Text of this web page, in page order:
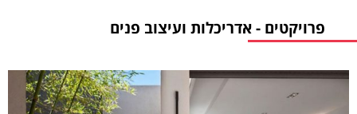
פרויקטים - אדריכלות ועיצוב פנים